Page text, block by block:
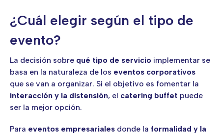
¿Cuál elegir según el tipo de
evento?
La decisión sobre qué tipo de servicio implementar se
basa en la naturaleza de los eventos corporativos
que se van a organizar. Si el objetivo es fomentar la
interacción y la distensión, el catering buffet puede
ser la mejor opción.
Para eventos empresariales donde la formalidad y la